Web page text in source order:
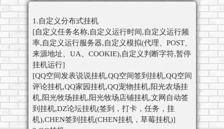
1.自定义分布式挂机
[自定义任务名称,自定义运行时间,自定义运行频
率,自定义运行服务器,自定义模拟(代理、POST、
来源地址、UA、COOKIE),自定义判断字符,暂停
挂机运行]
[QQ空间发表说说挂机,QQ空间签到挂机,QQ空间
评论挂机,QQ家园挂机,QQ宠物挂机,阳光农场挂
机,阳光牧场挂机,阳光牧场店铺挂机,文网自动签
到挂机,DZ论坛挂机(签到，打卡，任务，挂
机),CHEN签到挂机(CHEN挂机，草莓挂机)]